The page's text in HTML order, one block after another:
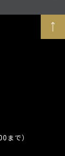
まで）